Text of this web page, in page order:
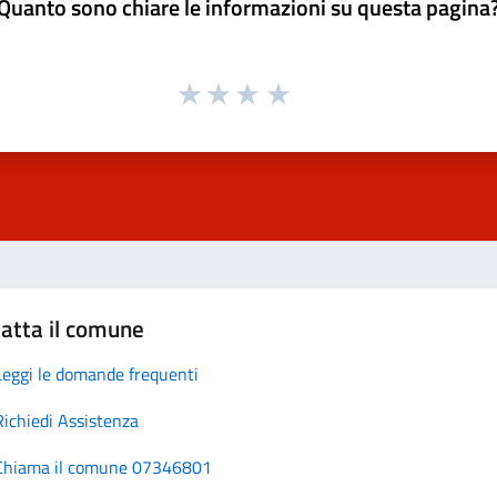
sono chiare le informazioni su questa
il comune
le domande frequenti
Assistenza
il comune 07346801